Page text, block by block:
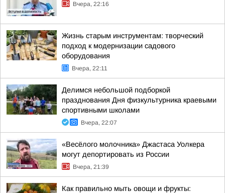
Вчера, 22:16
Жизнь старым инструментам: творческий
подход к модернизации садового
оборудования
Вчера, 22:11
Делимся небольшой подборкой
празднования Дня физкультурника краевыми
спортивными школами
Вчера, 22:07
«Весёлого молочника» Джастаса Уолкера
могут депортировать из России
Вчера, 21:39
Как правильно мыть овощи и фрукты: